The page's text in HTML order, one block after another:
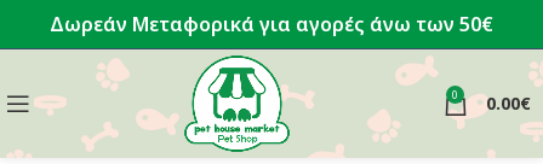
Δωρεάν Μεταφορικά για αγορές άνω των 50€
0 0.00€